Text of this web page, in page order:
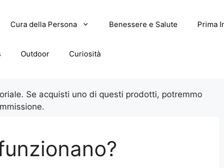
Cura della Persona Benessere e Salute Prima
Outdoor Curiosità
Se acquisti uno di questi prodotti, potremmo